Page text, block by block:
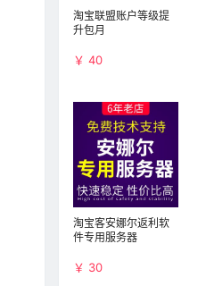
淘宝联盟账户等级提
升包月
￥ 40
淘宝客安娜尔返利软
件专用服务器
￥ 30